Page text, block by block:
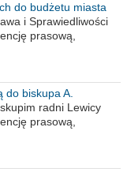
do budżetu miasta
i Sprawiedliwości
prasową,
do biskupa A.
radni Lewicy
prasową,